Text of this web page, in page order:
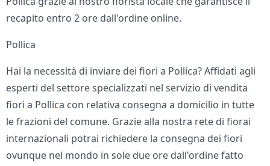
recapito entro 2 ore dall'ordine online.
Pollica
Hai la necessità di inviare dei fiori a Pollica? Affidati agli
esperti del settore specializzati nel servizio di vendita
fiori a Pollica con relativa consegna a domicilio in tutte
le frazioni del comune. Grazie alla nostra rete di fiorai
internazionali potrai richiedere la consegna dei fiori
ovunque nel mondo in sole due ore dall'ordine fatto